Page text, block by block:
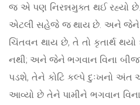
જ એ પણ નિરન્નમુક્ત થઈ રહ્યો
એટલી સહેજે જ થાય છે. અને જેને
ચિંતવન થાય છે, તે તો કૃતાર્થ
નથી; અને જેને ભગવાન વિના
પડશે, તેને કોટિ કલ્પે દુઃખનો
આવ્યો છે તેને પામીને ભગવાન